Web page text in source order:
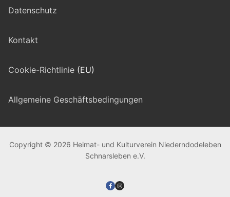
Datenschutz
Kontakt
Cookie-Richtlinie (EU)
Allgemeine Geschäftsbedingungen
Copyright © 2026 Heimat- und Kulturverein Niederndodeleben
Schnarsleben e.V.